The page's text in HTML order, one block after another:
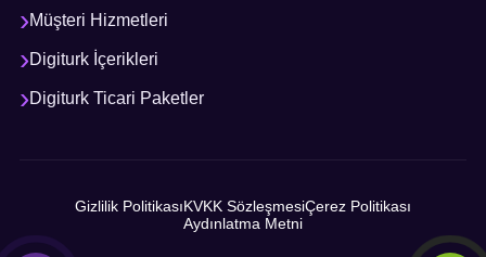
Müşteri Hizmetleri
Digiturk İçerikleri
Digiturk Ticari Paketler
Gizlilik PolitikasıKVKK SözleşmesiÇerez Politikası
Aydınlatma Metni